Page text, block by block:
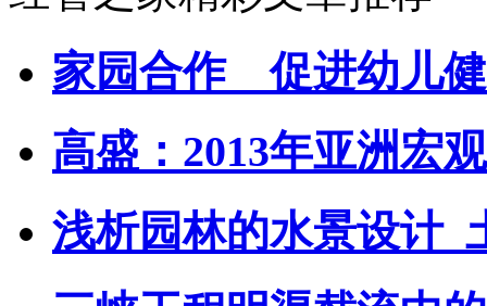
家园合作 促进幼儿
高盛：2013年亚洲宏观
浅析园林的水景设计_